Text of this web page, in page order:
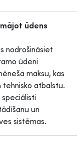
ūdens
nodrošināsiet
ūdeni
maksu, kas
atbalstu.
un
sistēmas.